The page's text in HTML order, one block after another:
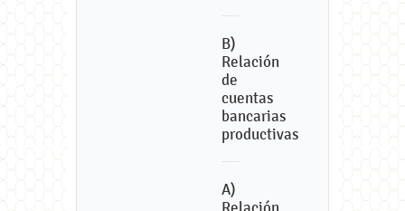
B)
Relación
de
cuentas
bancarias
productivas
A)
Relación